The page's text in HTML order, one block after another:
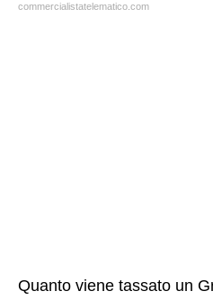
commercialistatelematico.com
Quanto viene tassato un